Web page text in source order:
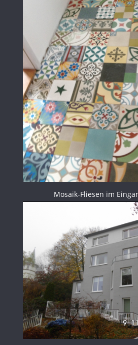
Mosaik-Fliesen im